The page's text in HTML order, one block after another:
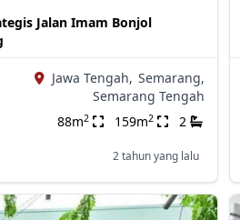
Jalan Imam Bonjol
Jawa Tengah, Semarang,
Semarang Tengah
88m2 159m2 2
2 tahun yang lalu